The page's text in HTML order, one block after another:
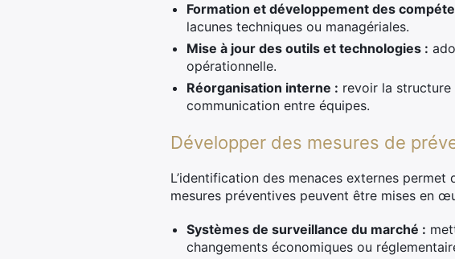
Formation et développement des
lacunes techniques ou managériales.
Mise à jour des outils et technologies :
opérationnelle.
Réorganisation interne : revoir la
communication entre équipes.
Développer des mesures de
L’identification des menaces externes
mesures préventives peuvent être mises en
Systèmes de surveillance du marché :
changements économiques ou